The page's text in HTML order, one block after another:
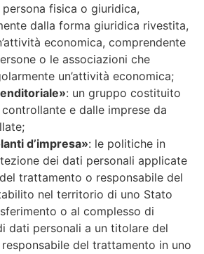
persona fisica o giuridica,
dalla forma giuridica rivestita,
economica, comprendente
o le associazioni che
un’attività economica;
: un gruppo costituito
controllante e dalle imprese da
d’impresa»: le politiche in
dei dati personali applicate
trattamento o responsabile del
nel territorio di uno Stato
o al complesso di
dati personali a un titolare del
del trattamento in uno